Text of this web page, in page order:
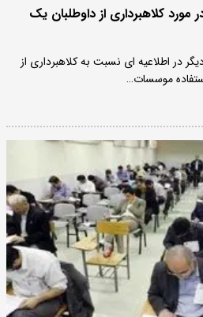
کلاهبرداری از داوطلبان یک
در اطلاعیه ای نسبت به کلاهبرداری از
موسسات…